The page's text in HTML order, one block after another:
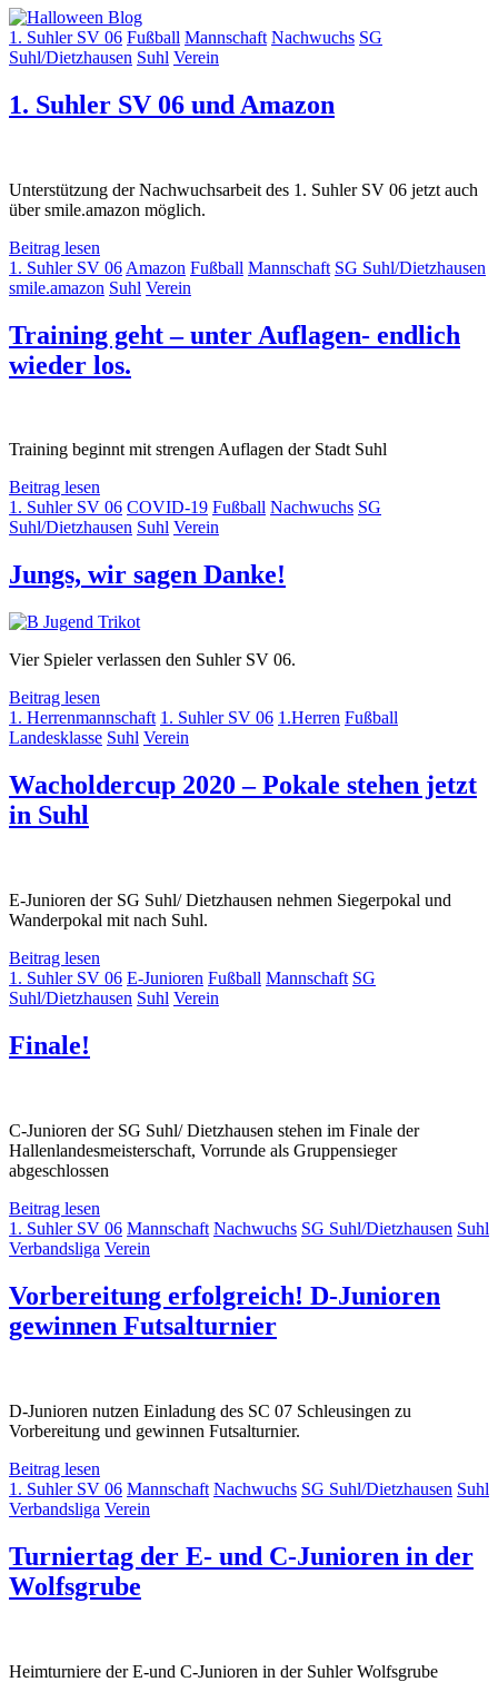
1. Suhler SV 06 Fußball Mannschaft Nachwuchs SG
Suhl/Dietzhausen Suhl Verein
1. Suhler SV 06 und Amazon
Unterstützung der Nachwuchsarbeit des 1. Suhler SV 06 jetzt auch
über smile.amazon möglich.
Beitrag lesen
1. Suhler SV 06 Amazon Fußball Mannschaft SG Suhl/Dietzhausen
smile.amazon Suhl Verein
Training geht – unter Auflagen- endlich
wieder los.
Training beginnt mit strengen Auflagen der Stadt Suhl
Beitrag lesen
1. Suhler SV 06 COVID-19 Fußball Nachwuchs SG
Suhl/Dietzhausen Suhl Verein
Jungs, wir sagen Danke!
Vier Spieler verlassen den Suhler SV 06.
Beitrag lesen
1. Herrenmannschaft 1. Suhler SV 06 1.Herren Fußball
Landesklasse Suhl Verein
Wacholdercup 2020 – Pokale stehen jetzt
in Suhl
E-Junioren der SG Suhl/ Dietzhausen nehmen Siegerpokal und
Wanderpokal mit nach Suhl.
Beitrag lesen
1. Suhler SV 06 E-Junioren Fußball Mannschaft SG
Suhl/Dietzhausen Suhl Verein
Finale!
C-Junioren der SG Suhl/ Dietzhausen stehen im Finale der
Hallenlandesmeisterschaft, Vorrunde als Gruppensieger
abgeschlossen
Beitrag lesen
1. Suhler SV 06 Mannschaft Nachwuchs SG Suhl/Dietzhausen Suhl
Verbandsliga Verein
Vorbereitung erfolgreich! D-Junioren
gewinnen Futsalturnier
D-Junioren nutzen Einladung des SC 07 Schleusingen zu
Vorbereitung und gewinnen Futsalturnier.
Beitrag lesen
1. Suhler SV 06 Mannschaft Nachwuchs SG Suhl/Dietzhausen Suhl
Verbandsliga Verein
Turniertag der E- und C-Junioren in der
Wolfsgrube
Heimturniere der E-und C-Junioren in der Suhler Wolfsgrube